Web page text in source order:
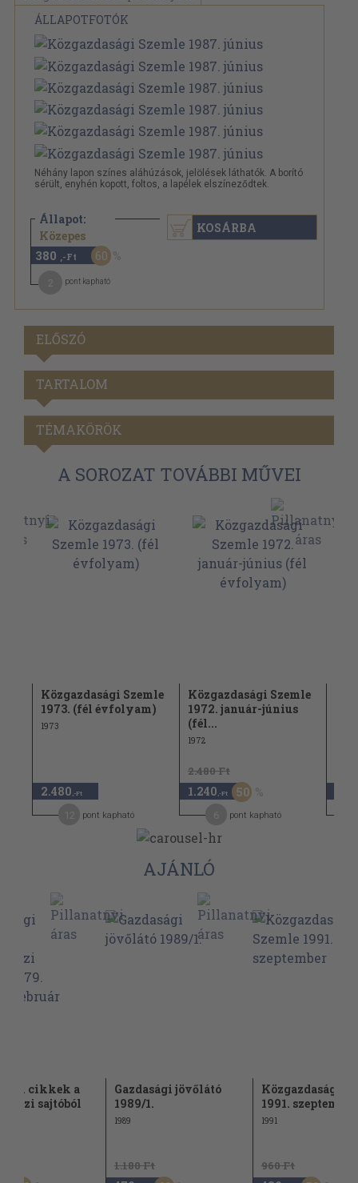
ÁLLAPOTFOTÓK
Néhány lapon színes aláhúzások, jelölések láthatók. A borító
sérült, enyhén kopott, foltos, a lapélek elszíneződtek.
Állapot:
Közepes
960 Ft
380 ,-Ft 60
pont kapható
KOSÁRBA
ELŐSZÓ
TARTALOM
TÉMAKÖRÖK
A SOROZAT TOVÁBBI MŰVEI
Közgazdasági Szemle
1973. (fél évfolyam)
1973
2.480 ,-Ft
pont kapható
Közgazdasági Szemle
1972. január-június
(fél...
1972
2.480 Ft
1.240 ,-Ft 50
pont kapható
AJÁNLÓ
cikkek a
sajtóból
Gazdasági jövőlátó
1989/1.
1989
1.180 Ft
Közgazdasági
1991. szeptember
1991
960 Ft